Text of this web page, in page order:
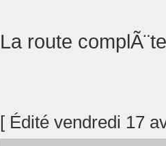
La route
[ Édité vendredi 17